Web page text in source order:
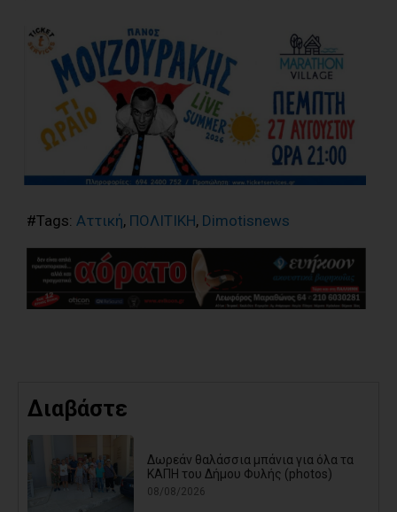
#Tags: Αττική, ΠΟΛΙΤΙΚΗ, Dimotisnews
Διαβάστε
Δωρεάν θαλάσσια μπάνια για όλα τα
ΚΑΠΗ του Δήμου Φυλής (photos)
08/08/2026